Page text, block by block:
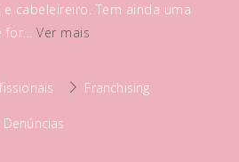
cabeleireiro. Tem ainda uma
for...Ver mais
Franchising